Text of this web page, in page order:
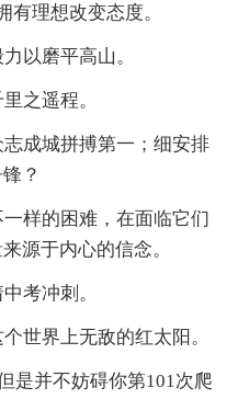
理想改变态度。
以磨平高山。
之遥程。
成城拼搏第一；细安排
？
样的困难，在面临它们
源于内心的信念。
考冲刺。
界上无敌的红太阳。
并不妨碍你第101次爬